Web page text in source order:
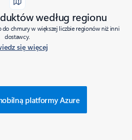
według regionu
chmury w większej liczbie regionów niż inni
dostawcy.
się więcej
platformy Azure